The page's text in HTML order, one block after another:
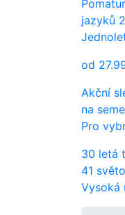
jazyků
od
Akční
na
Pro
30 letá
41
Vysoká